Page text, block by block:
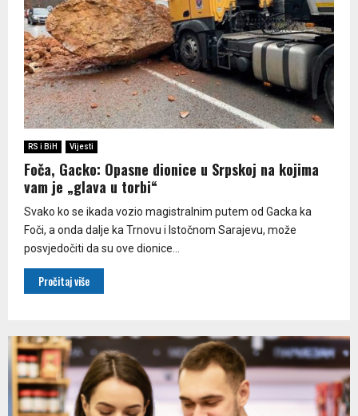
RS i BiH Vijesti
Foča, Gacko: Opasne dionice u Srpskoj na kojima
vam je „glava u torbi“
Svako ko se ikada vozio magistralnim putem od Gacka ka
Foči, a onda dalje ka Trnovu i Istočnom Sarajevu, može
posvjedočiti da su ove dionice...
Pročitaj više